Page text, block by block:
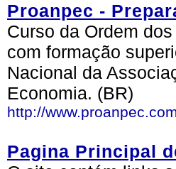
Proanpec -
Curso da Ordem
com formação
Nacional da
Economia. (BR)
http://
Pagina Principal